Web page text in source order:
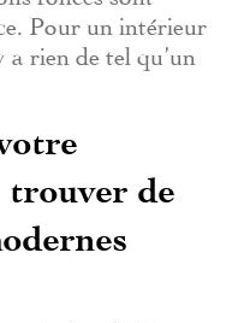
Pour un intérieur
a rien de tel qu’un
de